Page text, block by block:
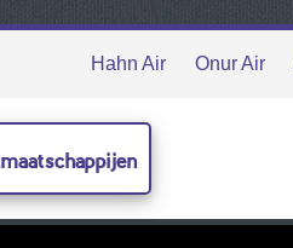
Hahn Air Onur Air